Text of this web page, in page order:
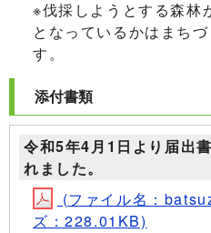
※伐採しようとする森林
となっているかはまち
す。
添付書類
令和5年4月1日より届出
れました。
(ファイル名：
ズ：228.01KB)